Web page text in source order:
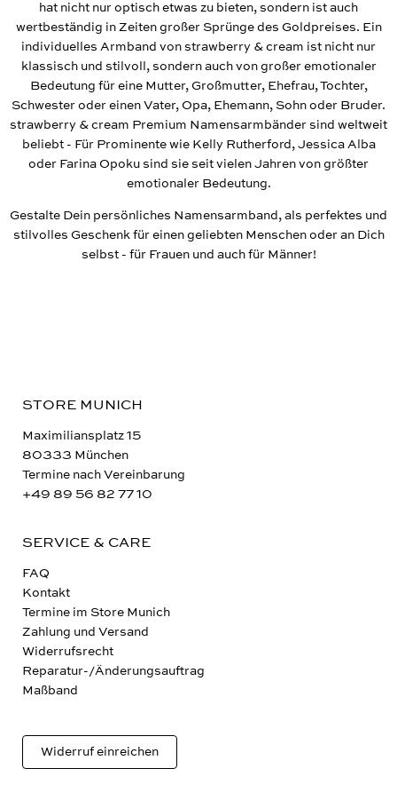
hat nicht nur optisch etwas zu bieten, sondern ist auch
wertbeständig in Zeiten großer Sprünge des Goldpreises. Ein
individuelles Armband von strawberry & cream ist nicht nur
klassisch und stilvoll, sondern auch von großer emotionaler
Bedeutung für eine Mutter, Großmutter, Ehefrau, Tochter,
Schwester oder einen Vater, Opa, Ehemann, Sohn oder Bruder.
strawberry & cream Premium Namensarmbänder sind weltweit
beliebt - Für Prominente wie Kelly Rutherford, Jessica Alba
oder Farina Opoku sind sie seit vielen Jahren von größter
emotionaler Bedeutung.
Gestalte Dein persönliches Namensarmband, als perfektes und
stilvolles Geschenk für einen geliebten Menschen oder an Dich
selbst - für Frauen und auch für Männer!
STORE MUNICH
Maximiliansplatz 15
80333 München
Termine nach Vereinbarung
+49 89 56 82 77 10
SERVICE & CARE
FAQ
Kontakt
Termine im Store Munich
Zahlung und Versand
Widerrufsrecht
Reparatur-/Änderungsauftrag
Maßband
Widerruf einreichen